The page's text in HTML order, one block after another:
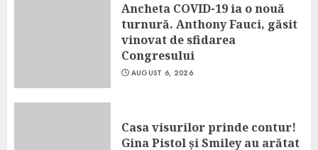
Ancheta COVID-19 ia o nouă
turnură. Anthony Fauci, găsit
vinovat de sfidarea
Congresului
AUGUST 6, 2026
Casa visurilor prinde contur!
Gina Pistol și Smiley au arătat